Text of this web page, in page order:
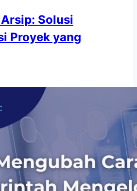
Solusi
Proyek yang